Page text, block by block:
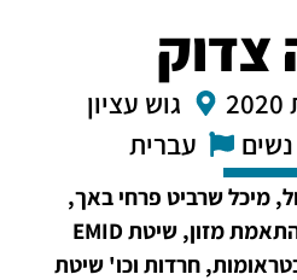
צדוק
גוש עציון
עברית
מיכל שרביט פרחי באך,
רגישויות, אלרגיות והתאמת מזון, שיטת EMID
חרדות וכו' שיטת